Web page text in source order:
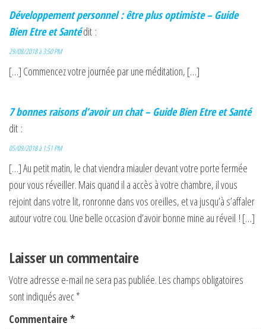
Développement personnel : être plus optimiste – Guide
Bien Etre et Santédit :
29/08/2018 à 3:50 PM
[…] Commencez votre journée par une méditation, […]
7 bonnes raisons d’avoir un chat – Guide Bien Etre et Santé
dit :
05/09/2018 à 1:51 PM
[…] Au petit matin, le chat viendra miauler devant votre porte fermée
pour vous réveiller. Mais quand il a accès à votre chambre, il vous
rejoint dans votre lit, ronronne dans vos oreilles, et va jusqu’à s’affaler
autour votre cou. Une belle occasion d’avoir bonne mine au réveil ! […]
Laisser un commentaire
Votre adresse e-mail ne sera pas publiée. Les champs obligatoires
sont indiqués avec*
Commentaire *